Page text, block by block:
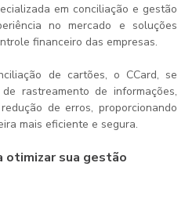
em conciliação e gestão
no mercado e soluções
financeiro das empresas.
de cartões, o CCard, se
rastreamento de informações,
de erros, proporcionando
mais eficiente e segura.
otimizar sua gestão